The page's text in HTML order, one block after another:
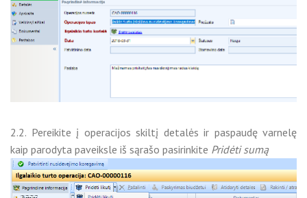
2.2. Pereikite į operacijos skiltį detalės ir paspaudę varnelę
kaip parodyta paveiksle iš sąrašo pasirinkite Pridėti sumą